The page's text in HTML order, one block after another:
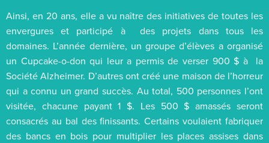
Ainsi, en 20 ans, elle a vu naître des initiatives de toutes les
envergures et participé à des projets dans tous les
domaines. L’année dernière, un groupe d’élèves a organisé
un Cupcake-o-don qui leur a permis de verser 900 $ à la
Société Alzheimer. D’autres ont créé une maison de l’horreur
qui a connu un grand succès. Au total, 500 personnes l’ont
visitée, chacune payant 1 $. Les 500 $ amassés seront
consacrés au bal des finissants. Certains voulaient fabriquer
des bancs en bois pour multiplier les places assises dans